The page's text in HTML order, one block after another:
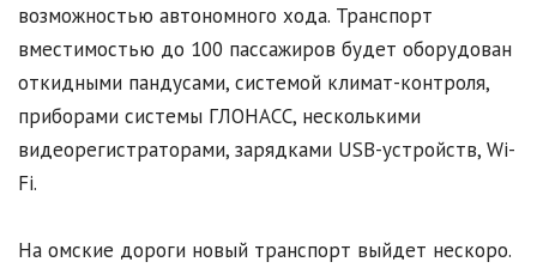
возможностью автономного хода. Транспорт
вместимостью до 100 пассажиров будет оборудован
откидными пандусами, системой климат-контроля,
приборами системы ГЛОНАСС, несколькими
видеорегистраторами, зарядками USB-устройств, Wi-
Fi.
На омские дороги новый транспорт выйдет нескоро.